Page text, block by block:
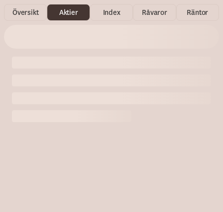
Översikt Aktier Index Råvaror Räntor